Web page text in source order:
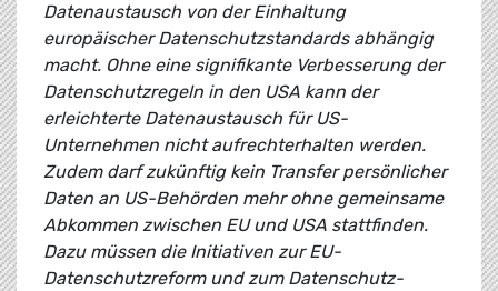
Datenaustausch von der Einhaltung
europäischer Datenschutzstandards abhängig
macht. Ohne eine signifikante Verbesserung der
Datenschutzregeln in den USA kann der
erleichterte Datenaustausch für US-
Unternehmen nicht aufrechterhalten werden.
Zudem darf zukünftig kein Transfer persönlicher
Daten an US-Behörden mehr ohne gemeinsame
Abkommen zwischen EU und USA stattfinden.
Dazu müssen die Initiativen zur EU-
Datenschutzreform und zum Datenschutz-